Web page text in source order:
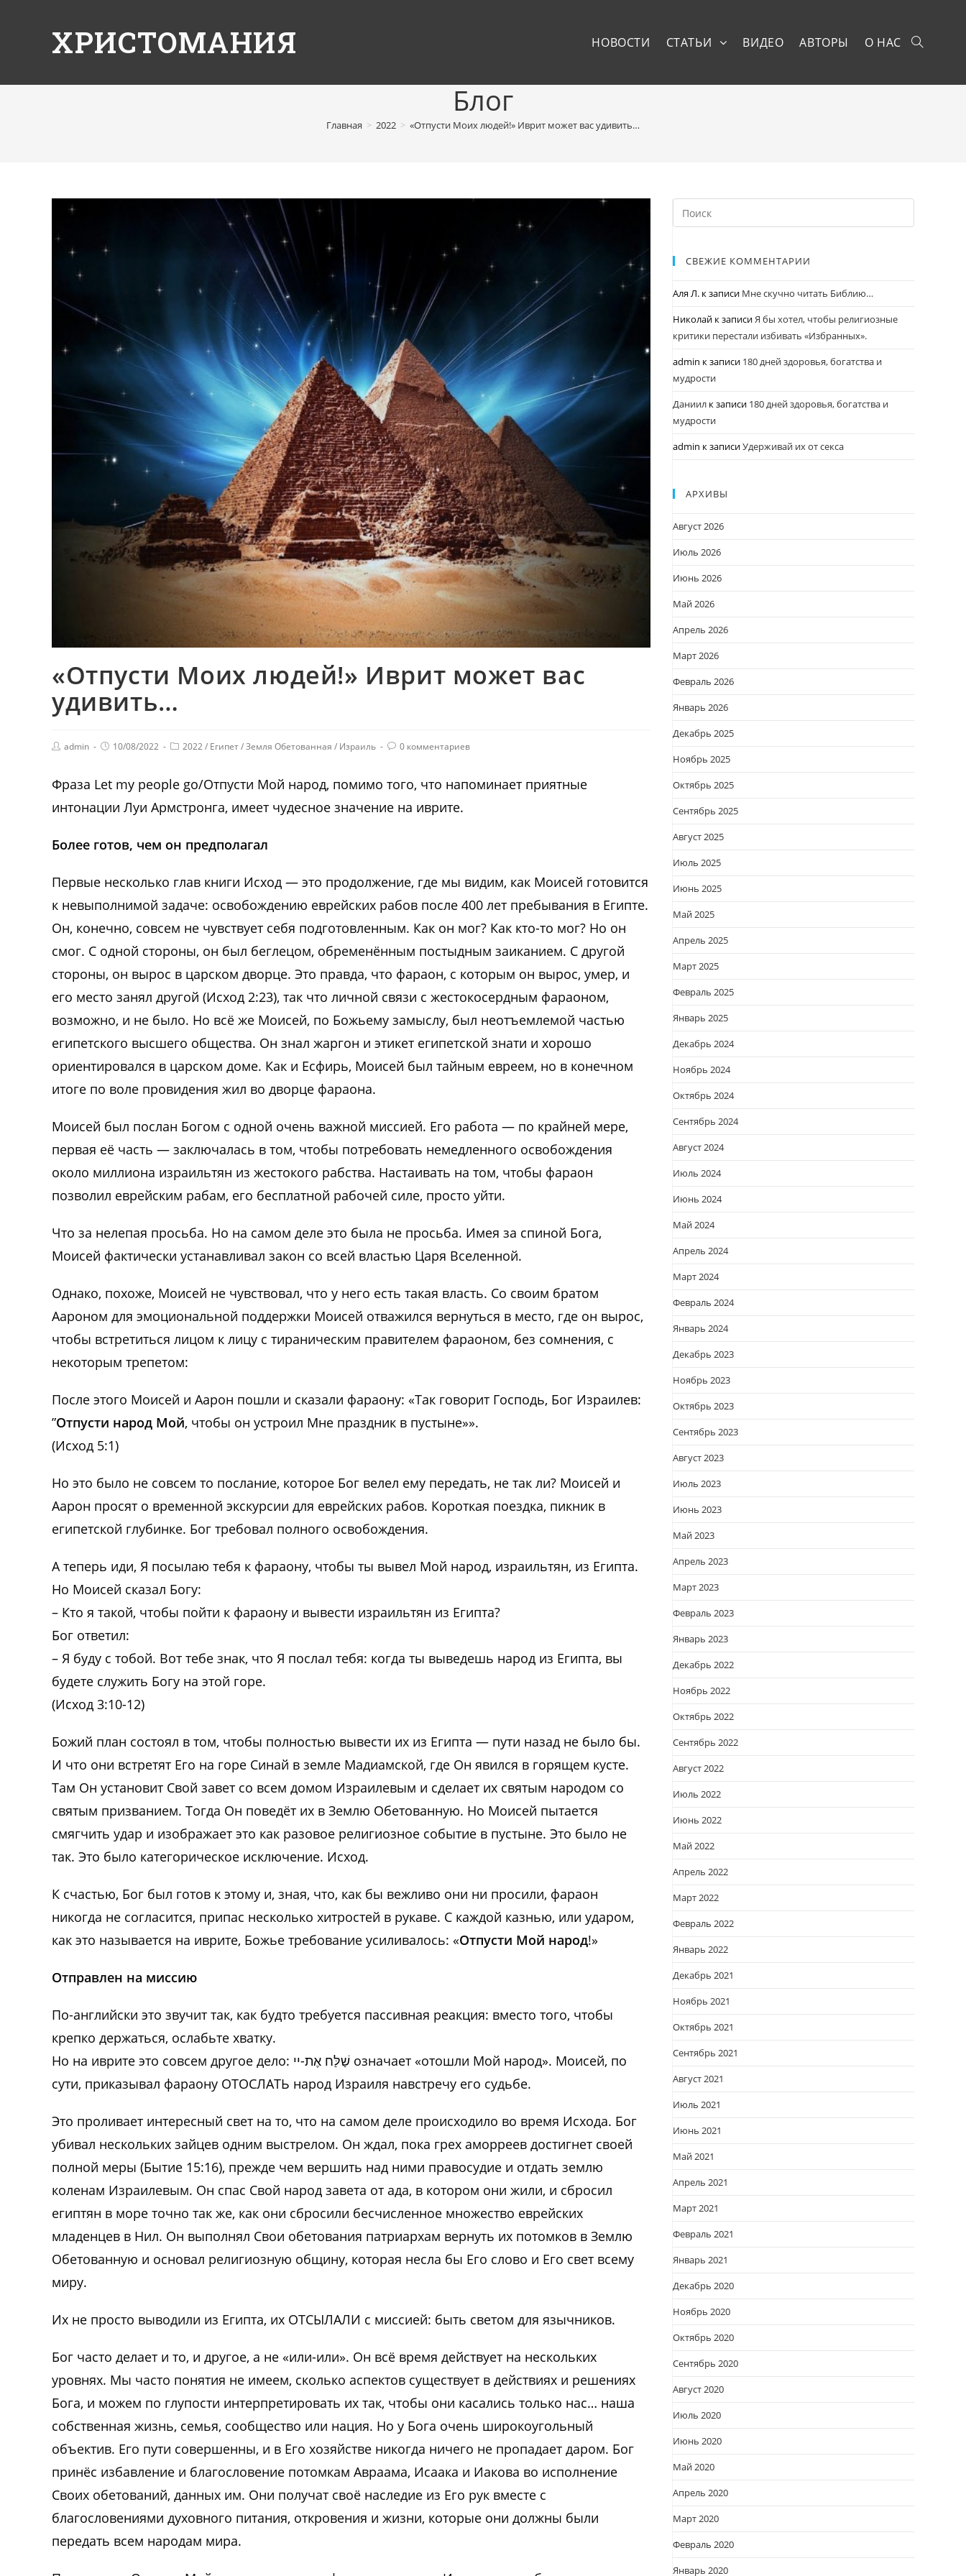
ХРИСТОМАНИЯ НОВОСТИ СТАТЬИ ВИДЕО АВТОРЫ О НАС
Блог
Главная > 2022 > «Отпусти Моих людей!» Иврит может вас удивить…
«Отпусти Моих людей!» Иврит может вас
удивить…
admin 10/08/2022 2022/ Египет/Земля Обетованная / Израиль 0 комментариев
Фраза Let my people go/Отпусти Мой народ, помимо того, что напоминает приятные
интонации Луи Армстронга, имеет чудесное значение на иврите.
Более готов, чем он предполагал
Первые несколько глав книги Исход — это продолжение, где мы видим, как Моисей готовится
к невыполнимой задаче: освобождению еврейских рабов после 400 лет пребывания в Египте.
Он, конечно, совсем не чувствует себя подготовленным. Как он мог? Как кто-то мог? Но он
смог. С одной стороны, он был беглецом, обременённым постыдным заиканием. С другой
стороны, он вырос в царском дворце. Это правда, что фараон, с которым он вырос, умер, и
его место занял другой (Исход 2:23), так что личной связи с жестокосердным фараоном,
возможно, и не было. Но всё же Моисей, по Божьему замыслу, был неотъемлемой частью
египетского высшего общества. Он знал жаргон и этикет египетской знати и хорошо
ориентировался в царском доме. Как и Есфирь, Моисей был тайным евреем, но в конечном
итоге по воле провидения жил во дворце фараона.
Моисей был послан Богом с одной очень важной миссией. Его работа — по крайней мере,
первая её часть — заключалась в том, чтобы потребовать немедленного освобождения
около миллиона израильтян из жестокого рабства. Настаивать на том, чтобы фараон
позволил еврейским рабам, его бесплатной рабочей силе, просто уйти.
Что за нелепая просьба. Но на самом деле это была не просьба. Имея за спиной Бога,
Моисей фактически устанавливал закон со всей властью Царя Вселенной.
Однако, похоже, Моисей не чувствовал, что у него есть такая власть. Со своим братом
Аароном для эмоциональной поддержки Моисей отважился вернуться в место, где он вырос,
чтобы встретиться лицом к лицу с тираническим правителем фараоном, без сомнения, с
некоторым трепетом:
После этого Моисей и Аарон пошли и сказали фараону: «Так говорит Господь, Бог Израилев:
”Отпусти народ Мой, чтобы он устроил Мне праздник в пустыне»».
(Исход 5:1)
Но это было не совсем то послание, которое Бог велел ему передать, не так ли? Моисей и
Аарон просят о временной экскурсии для еврейских рабов. Короткая поездка, пикник в
египетской глубинке. Бог требовал полного освобождения.
А теперь иди, Я посылаю тебя к фараону, чтобы ты вывел Мой народ, израильтян, из Египта.
Но Моисей сказал Богу:
– Кто я такой, чтобы пойти к фараону и вывести израильтян из Египта?
Бог ответил:
– Я буду с тобой. Вот тебе знак, что Я послал тебя: когда ты выведешь народ из Египта, вы
будете служить Богу на этой горе.
(Исход 3:10-12)
Божий план состоял в том, чтобы полностью вывести их из Египта — пути назад не было бы.
И что они встретят Его на горе Синай в земле Мадиамской, где Он явился в горящем кусте.
Там Он установит Свой завет со всем домом Израилевым и сделает их святым народом со
святым призванием. Тогда Он поведёт их в Землю Обетованную. Но Моисей пытается
смягчить удар и изображает это как разовое религиозное событие в пустыне. Это было не
так. Это было категорическое исключение. Исход.
К счастью, Бог был готов к этому и, зная, что, как бы вежливо они ни просили, фараон
никогда не согласится, припас несколько хитростей в рукаве. С каждой казнью, или ударом,
как это называется на иврите, Божье требование усиливалось: «Отпусти Мой народ!»
Отправлен на миссию
По-английски это звучит так, как будто требуется пассивная реакция: вместо того, чтобы
крепко держаться, ослабьте хватку.
Но на иврите это совсем другое дело: שַׁלַּח אֶת-יי означает «отошли Мой народ». Моисей, по
сути, приказывал фараону ОТОСЛАТЬ народ Израиля навстречу его судьбе.
Это проливает интересный свет на то, что на самом деле происходило во время Исхода. Бог
убивал нескольких зайцев одним выстрелом. Он ждал, пока грех аморреев достигнет своей
полной меры (Бытие 15:16), прежде чем вершить над ними правосудие и отдать землю
коленам Израилевым. Он спас Свой народ завета от ада, в котором они жили, и сбросил
египтян в море точно так же, как они сбросили бесчисленное множество еврейских
младенцев в Нил. Он выполнял Свои обетования патриархам вернуть их потомков в Землю
Обетованную и основал религиозную общину, которая несла бы Его слово и Его свет всему
миру.
Их не просто выводили из Египта, их ОТСЫЛАЛИ с миссией: быть светом для язычников.
Бог часто делает и то, и другое, а не «или-или». Он всё время действует на нескольких
уровнях. Мы часто понятия не имеем, сколько аспектов существует в действиях и решениях
Бога, и можем по глупости интерпретировать их так, чтобы они касались только нас… наша
собственная жизнь, семья, сообщество или нация. Но у Бога очень широкоугольный
объектив. Его пути совершенны, и в Его хозяйстве никогда ничего не пропадает даром. Бог
принёс избавление и благословение потомкам Авраама, Исаака и Иакова во исполнение
Своих обетований, данных им. Они получат своё наследие из Его рук вместе с
благословениями духовного питания, откровения и жизни, которые они должны были
передать всем народам мира.
СВЕЖИЕ КОММЕНТАРИИ
Аля Л. к записи Мне скучно читать Библию…
Николай к записиЯ бы хотел, чтобы религиозные
критики перестали избивать «Избранных».
admin к записи 180 дней здоровья, богатства и
мудрости
Даниил к записи 180 дней здоровья, богатства и
мудрости
admin к записиУдерживай их от секса
АРХИВЫ
Август 2026
Июль 2026
Июнь 2026
Май 2026
Апрель 2026
Март 2026
Февраль 2026
Январь 2026
Декабрь 2025
Ноябрь 2025
Октябрь 2025
Сентябрь 2025
Август 2025
Июль 2025
Июнь 2025
Май 2025
Апрель 2025
Март 2025
Февраль 2025
Январь 2025
Декабрь 2024
Ноябрь 2024
Октябрь 2024
Сентябрь 2024
Август 2024
Июль 2024
Июнь 2024
Май 2024
Апрель 2024
Март 2024
Февраль 2024
Январь 2024
Декабрь 2023
Ноябрь 2023
Октябрь 2023
Сентябрь 2023
Август 2023
Июль 2023
Июнь 2023
Май 2023
Апрель 2023
Март 2023
Февраль 2023
Январь 2023
Декабрь 2022
Ноябрь 2022
Октябрь 2022
Сентябрь 2022
Август 2022
Июль 2022
Июнь 2022
Май 2022
Апрель 2022
Март 2022
Февраль 2022
Январь 2022
Декабрь 2021
Ноябрь 2021
Октябрь 2021
Сентябрь 2021
Август 2021
Июль 2021
Июнь 2021
Май 2021
Апрель 2021
Март 2021
Февраль 2021
Январь 2021
Декабрь 2020
Ноябрь 2020
Октябрь 2020
Сентябрь 2020
Август 2020
Июль 2020
Июнь 2020
Май 2020
Апрель 2020
Март 2020
Февраль 2020
Январь 2020